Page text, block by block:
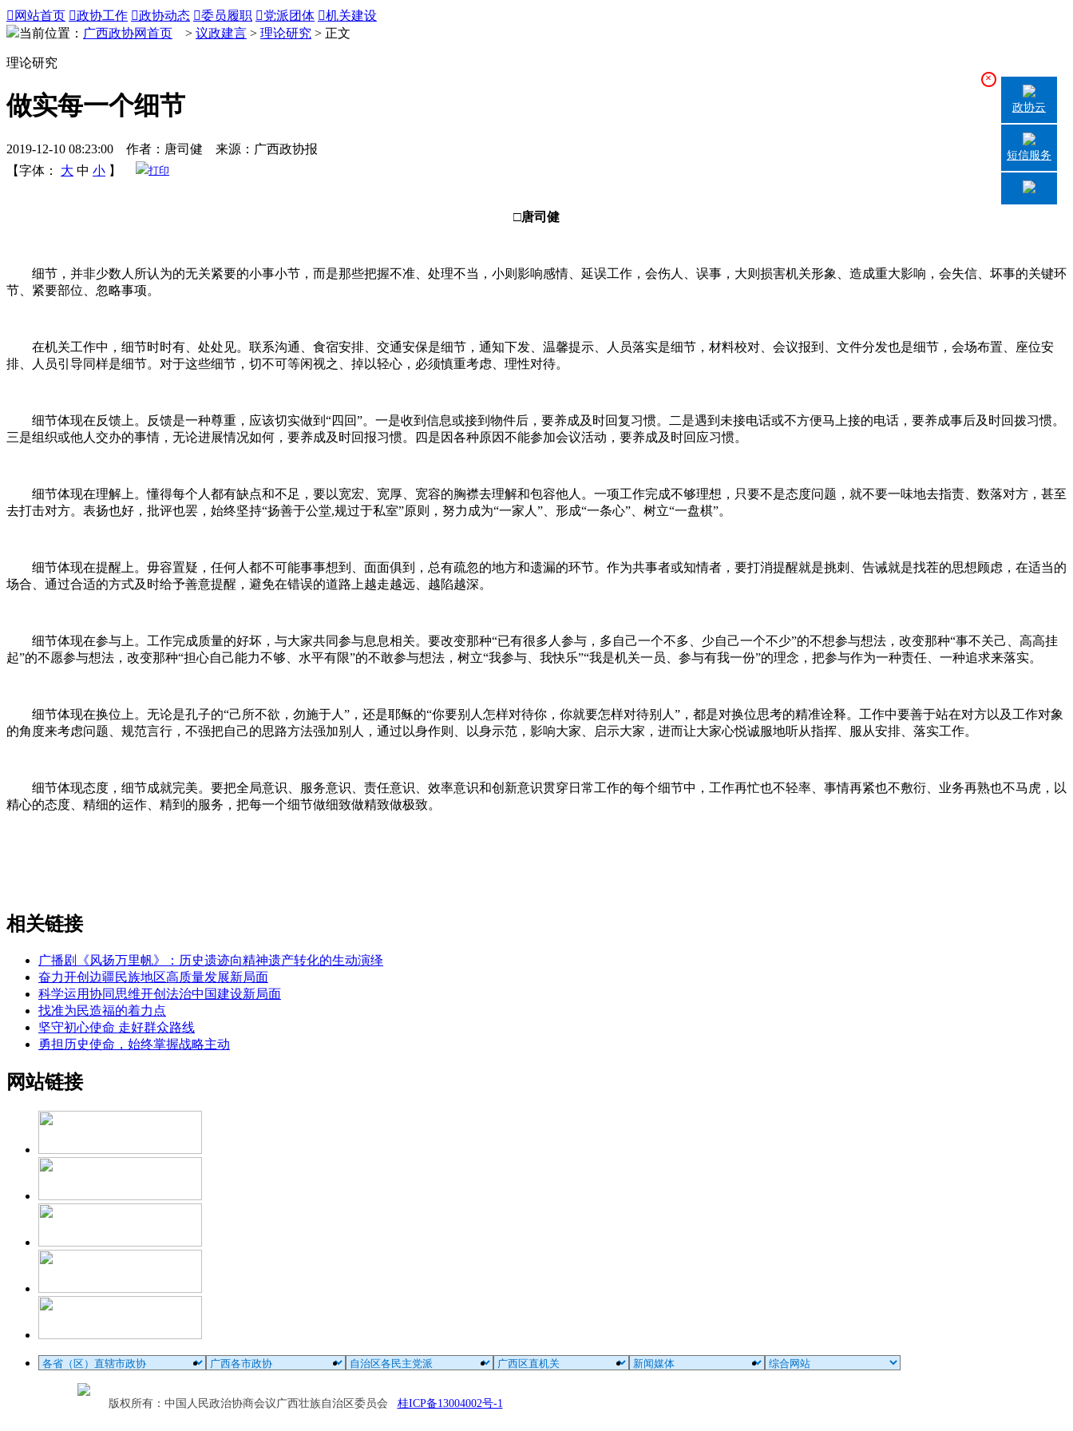
 网站首页 政协工作 政协动态 委员履职 党派团体 机关建设
当前位置： 广西政协网首页 > 议政建言 > 理论研究 > 正文
理论研究
做实每一个细节
2019-12-10 08:23:00 作者：唐司健 来源：广西政协报
【字体：
大 中 小 】 打印
□唐司健
细节，并非少数人所认为的无关紧要的小事小节，而是那些把握不准、处理不当，小则影响感情、延误工作，会伤人、误事，大则损害机关形象、造成重大影响，会失信、坏事的关键环
节、紧要部位、忽略事项。
在机关工作中，细节时时有、处处见。联系沟通、食宿安排、交通安保是细节，通知下发、温馨提示、人员落实是细节，材料校对、会议报到、文件分发也是细节，会场布置、座位安
排、人员引导同样是细节。对于这些细节，切不可等闲视之、掉以轻心，必须慎重考虑、理性对待。
细节体现在反馈上。反馈是一种尊重，应该切实做到“四回”。一是收到信息或接到物件后，要养成及时回复习惯。二是遇到未接电话或不方便马上接的电话，要养成事后及时回拨习惯。
三是组织或他人交办的事情，无论进展情况如何，要养成及时回报习惯。四是因各种原因不能参加会议活动，要养成及时回应习惯。
细节体现在理解上。懂得每个人都有缺点和不足，要以宽宏、宽厚、宽容的胸襟去理解和包容他人。一项工作完成不够理想，只要不是态度问题，就不要一味地去指责、数落对方，甚至
去打击对方。表扬也好，批评也罢，始终坚持“扬善于公堂,规过于私室”原则，努力成为“一家人”、形成“一条心”、树立“一盘棋”。
细节体现在提醒上。毋容置疑，任何人都不可能事事想到、面面俱到，总有疏忽的地方和遗漏的环节。作为共事者或知情者，要打消提醒就是挑刺、告诫就是找茬的思想顾虑，在适当的
场合、通过合适的方式及时给予善意提醒，避免在错误的道路上越走越远、越陷越深。
细节体现在参与上。工作完成质量的好坏，与大家共同参与息息相关。要改变那种“已有很多人参与，多自己一个不多、少自己一个不少”的不想参与想法，改变那种“事不关己、高高挂
起”的不愿参与想法，改变那种“担心自己能力不够、水平有限”的不敢参与想法，树立“我参与、我快乐”“我是机关一员、参与有我一份”的理念，把参与作为一种责任、一种追求来落实。
细节体现在换位上。无论是孔子的“己所不欲，勿施于人”，还是耶稣的“你要别人怎样对待你，你就要怎样对待别人”，都是对换位思考的精准诠释。工作中要善于站在对方以及工作对象
的角度来考虑问题、规范言行，不强把自己的思路方法强加别人，通过以身作则、以身示范，影响大家、启示大家，进而让大家心悦诚服地听从指挥、服从安排、落实工作。
细节体现态度，细节成就完美。要把全局意识、服务意识、责任意识、效率意识和创新意识贯穿日常工作的每个细节中，工作再忙也不轻率、事情再紧也不敷衍、业务再熟也不马虎，以
精心的态度、精细的运作、精到的服务，把每一个细节做细致做精致做极致。
相关链接
广播剧《风扬万里帆》：历史遗迹向精神遗产转化的生动演绎
奋力开创边疆民族地区高质量发展新局面
科学运用协同思维开创法治中国建设新局面
找准为民造福的着力点
坚守初心使命 走好群众路线
勇担历史使命，始终掌握战略主动
网站链接
版权所有：中国人民政治协商会议广西壮族自治区委员会 桂ICP备13004002号-1
×
政协云
短信服务